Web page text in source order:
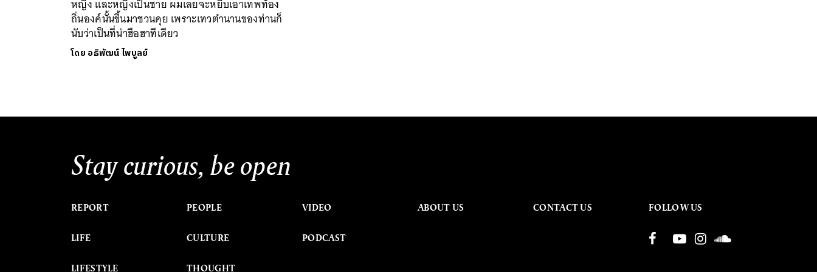
หญิง และหญิงเป็นชาย ผมเลยจะหยิบเอาเทพท้อง
ถิ่นองค์นั้นขึ้นมาชวนคุย เพราะเทวตำนานของท่านก็
นับว่าเป็นที่น่าฮือฮาทีเดียว
โดย อธิพัฒน์ ไพบูลย์
Stay curious, be open
REPORT
LIFE
LIFESTYLE
PEOPLE
CULTURE
THOUGHT
VIDEO
PODCAST
ABOUT US CONTACT US FOLLOW US